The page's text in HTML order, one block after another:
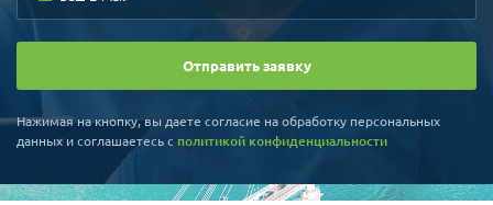
Отправить заявку
Нажимая на кнопку, вы даете согласие на обработку персональных
данных и соглашаетесь c политикой конфиденциальности